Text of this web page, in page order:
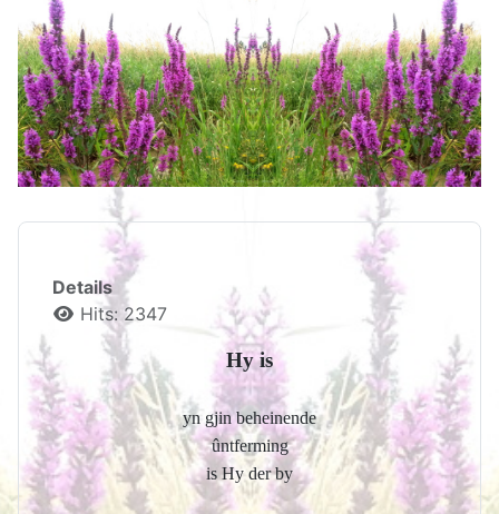
Details
Hits: 2347
Hy is
yn gjin beheinende
ûntferming
is Hy der by